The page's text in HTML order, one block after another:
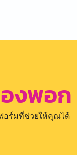
งพอก
อร์มที่ช่วยให้คุณได้